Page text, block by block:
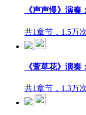
《声声慢》演奏
共1章节，1.5万
《萱草花》演奏
共1章节，1.3万